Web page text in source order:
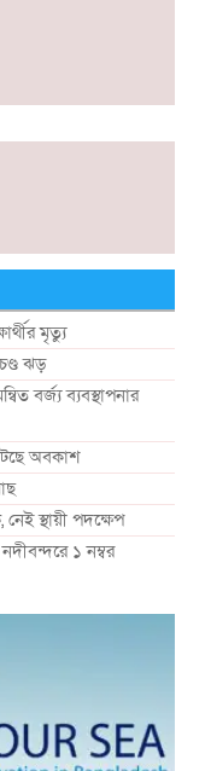
মৃত্যু
ঝড়
বর্জ্য ব্যবস্থাপনার
অবকাশ
নেই স্থায়ী পদক্ষেপ
১ নম্বর
আকাশও মেঘলা
লঘুচাপের শঙ্কা